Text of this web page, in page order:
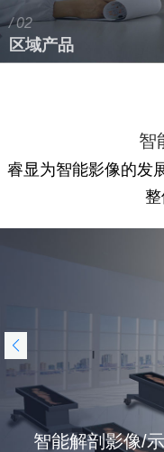
/ 02
区域产品
智
睿显为智能影像的发
智能解剖影像/